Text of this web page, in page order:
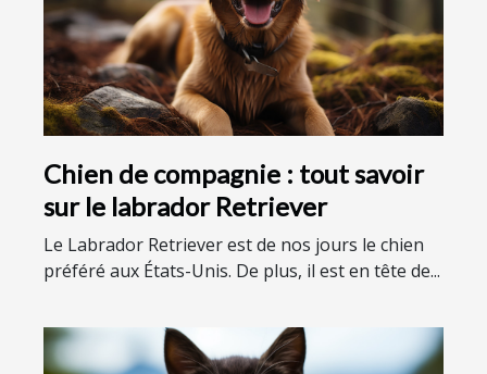
Chien de compagnie : tout savoir
sur le labrador Retriever
Le Labrador Retriever est de nos jours le chien
préféré aux États-Unis. De plus, il est en tête de...